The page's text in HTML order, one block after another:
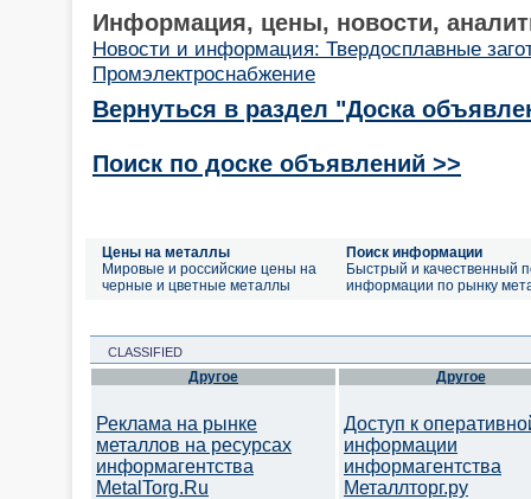
Информация, цены, новости,
Новости и информация: Твердосплавные
Промэлектроснабжение
Вернуться в раздел "Доска
Поиск по доске объявлений >>
Цены на металлы
Мировые и российские цены на
черные и цветные металлы
Поиск информации
Быстрый и качественный
информации по рынку
CLASSIFIED
Другое
Реклама на рынке
металлов на ресурсах
информагентства
MetalTorg.Ru
Другое
Доступ к
информации
информагентства
Металлторг.ру